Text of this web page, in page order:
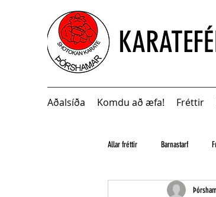
Aðalsíða Komdu að æfa! Fréttir
Allar fréttir Barnastarf